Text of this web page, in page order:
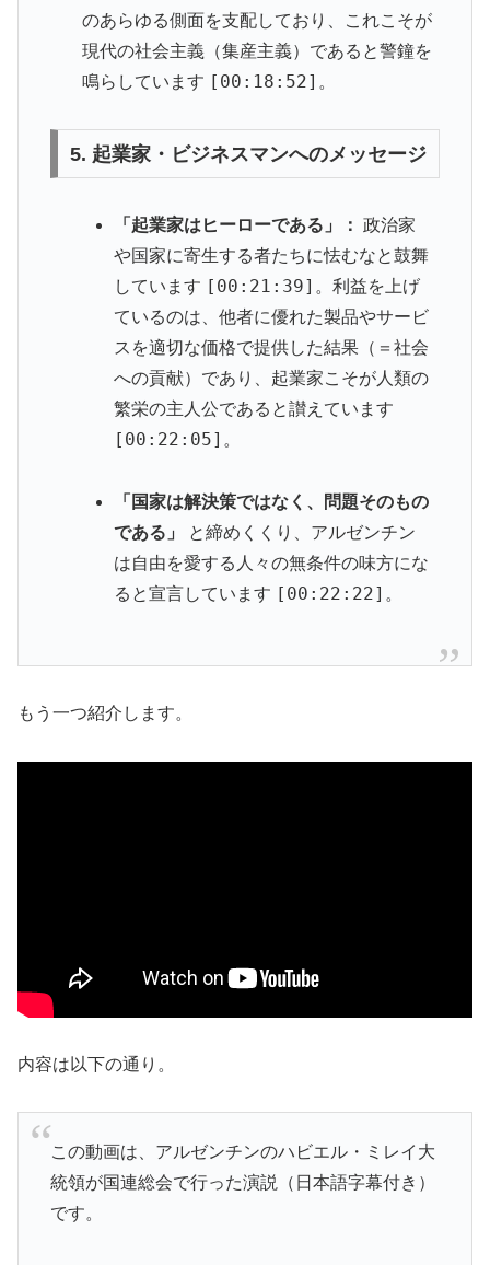
のあらゆる側面を支配しており、これこそが
現代の社会主義（集産主義）であると警鐘を
鳴らしています [00:18:52] 。
5. 起業家・ビジネスマンへのメッセージ
「起業家はヒーローである」： 政治家
や国家に寄生する者たちに怯むなと鼓舞
しています [00:21:39] 。利益を上げ
ているのは、他者に優れた製品やサービ
スを適切な価格で提供した結果（＝社会
への貢献）であり、起業家こそが人類の
繁栄の主人公であると讃えています
[00:22:05] 。
「国家は解決策ではなく、問題そのもの
である」
と締めくくり、アルゼンチン
は自由を愛する人々の無条件の味方にな
ると宣言しています [00:22:22] 。
もう一つ紹介します。
内容は以下の通り。
この動画は、アルゼンチンのハビエル・ミレイ大
統領が国連総会で行った演説（日本語字幕付き）
です。